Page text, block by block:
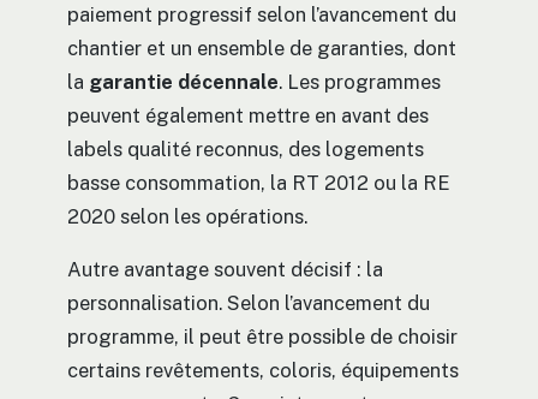
paiement progressif selon l’avancement du
chantier et un ensemble de garanties, dont
la garantie décennale. Les programmes
peuvent également mettre en avant des
labels qualité reconnus, des logements
basse consommation, la RT 2012 ou la RE
2020 selon les opérations.
Autre avantage souvent décisif : la
personnalisation. Selon l’avancement du
programme, il peut être possible de choisir
certains revêtements, coloris, équipements